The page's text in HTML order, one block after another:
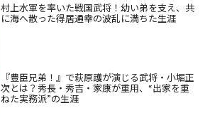
村上水軍を率いた戦国武将！幼い弟を支え、共
に海へ散った得居通幸の波乱に満ちた生涯
『豊臣兄弟！』で萩原護が演じる武将・小堀正
次とは？秀長・秀吉・家康が重用、“出家を重
ねた実務派”の生涯